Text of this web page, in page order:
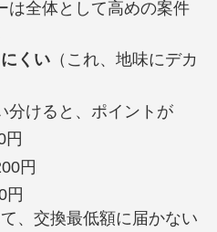
は全体として高めの案件
くい （これ、地味にデカ
分けると、ポイントが
円
円
円
、交換最低額に届かない